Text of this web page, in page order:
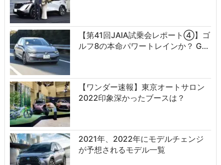
【第41回JAIA試乗会レポート④】ゴ
ルフ8の本命パワートレインか？ G…
【ワンダー速報】東京オートサロン
2022印象深かったブースは？
2021年、2022年にモデルチェンジ
が予想されるモデル一覧